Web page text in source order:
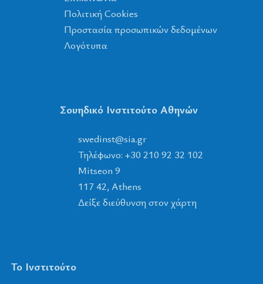
Πολιτική Cookies
Προστασία προσωπικών δεδομένων
Λογότυπα
Σουηδικό Ινστιτούτο Αθηνών
rg
.
ais
@
tsnidews
Τηλέφωνο: +30 210 92 32 102
Mitseon 9
117 42, Athens
Δείξε διεύθυνση στον χάρτη
Το Ινστιτούτο